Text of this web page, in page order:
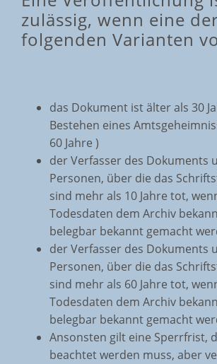
zulässig, wenn eine
folgenden Varianten
das Dokument ist älter als 30
Bestehen eines
60 Jahre )
der Verfasser des Dokuments
Personen, über die das
sind mehr als 10 Jahre tot,
Todesdaten dem Archiv
belegbar bekannt gemacht
der Verfasser des Dokuments
Personen, über die das
sind mehr als 60 Jahre tot,
Todesdaten dem Archiv
belegbar bekannt gemacht
Ansonsten gilt eine Sperrfrist,
beachtet werden muss, aber